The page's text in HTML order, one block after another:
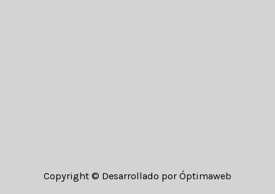
Copyright © Desarrollado por Óptimaweb